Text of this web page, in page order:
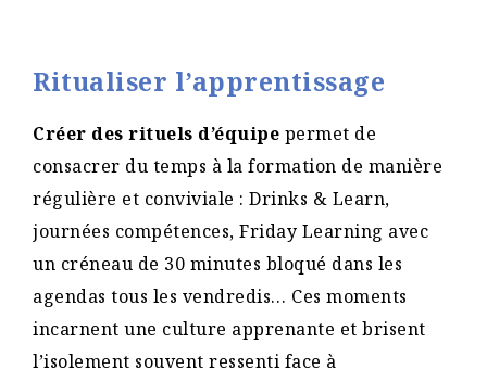
Ritualiser l’apprentissage
Créer des rituels d’équipe permet de
consacrer du temps à la formation de manière
régulière et conviviale : Drinks & Learn,
journées compétences, Friday Learning avec
un créneau de 30 minutes bloqué dans les
agendas tous les vendredis… Ces moments
incarnent une culture apprenante et brisent
l’isolement souvent ressenti face à